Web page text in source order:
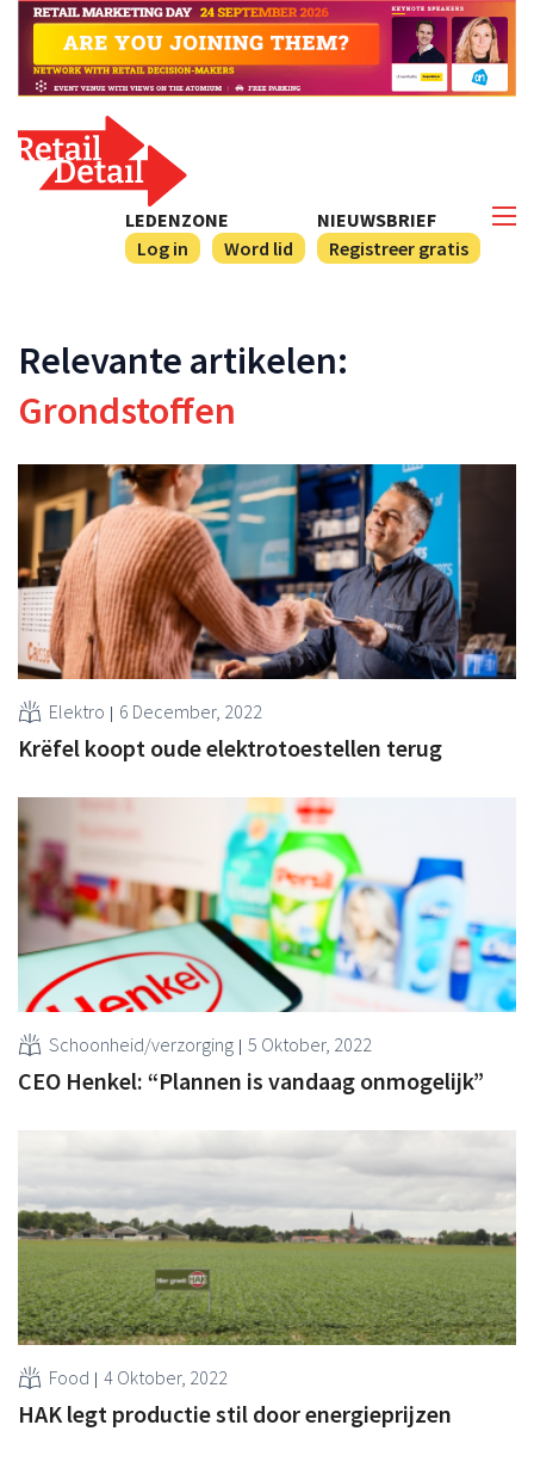
NIEUWSBRIEF
Registreer gratis
LEDENZONE
Log in
Word lid
Relevante artikelen:
Grondstoffen
Elektro 6 December, 2022
Krëfel koopt oude elektrotoestellen terug
Schoonheid/verzorging 5 Oktober, 2022
CEO Henkel: “Plannen is vandaag onmogelijk”
Food 4 Oktober, 2022
HAK legt productie stil door energieprijzen